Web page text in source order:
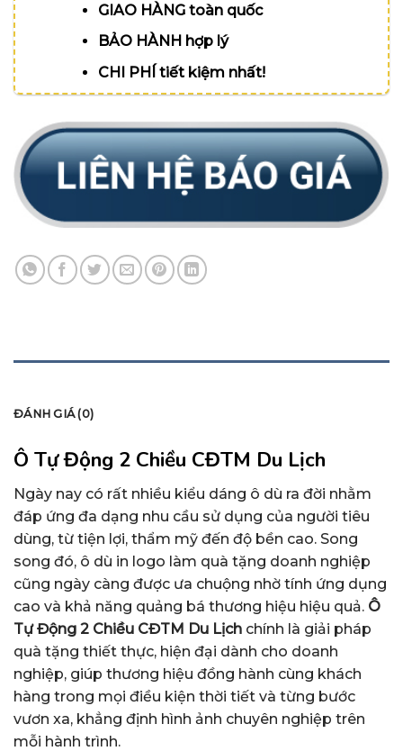
GIAO HÀNG toàn quốc
BẢO HÀNH hợp lý
CHI PHÍ tiết kiệm nhất!
ĐÁNH GIÁ (0)
Ô Tự Động 2 Chiều CĐTM Du Lịch
Ngày nay có rất nhiều kiểu dáng ô dù ra đời nhằm
đáp ứng đa dạng nhu cầu sử dụng của người tiêu
dùng, từ tiện lợi, thẩm mỹ đến độ bền cao. Song
song đó, ô dù in logo làm quà tặng doanh nghiệp
cũng ngày càng được ưa chuộng nhờ tính ứng dụng
cao và khả năng quảng bá thương hiệu hiệu quả. Ô
Tự Động 2 Chiều CĐTM Du Lịch chính là giải pháp
quà tặng thiết thực, hiện đại dành cho doanh
nghiệp, giúp thương hiệu đồng hành cùng khách
hàng trong mọi điều kiện thời tiết và từng bước
vươn xa, khẳng định hình ảnh chuyên nghiệp trên
mỗi hành trình.